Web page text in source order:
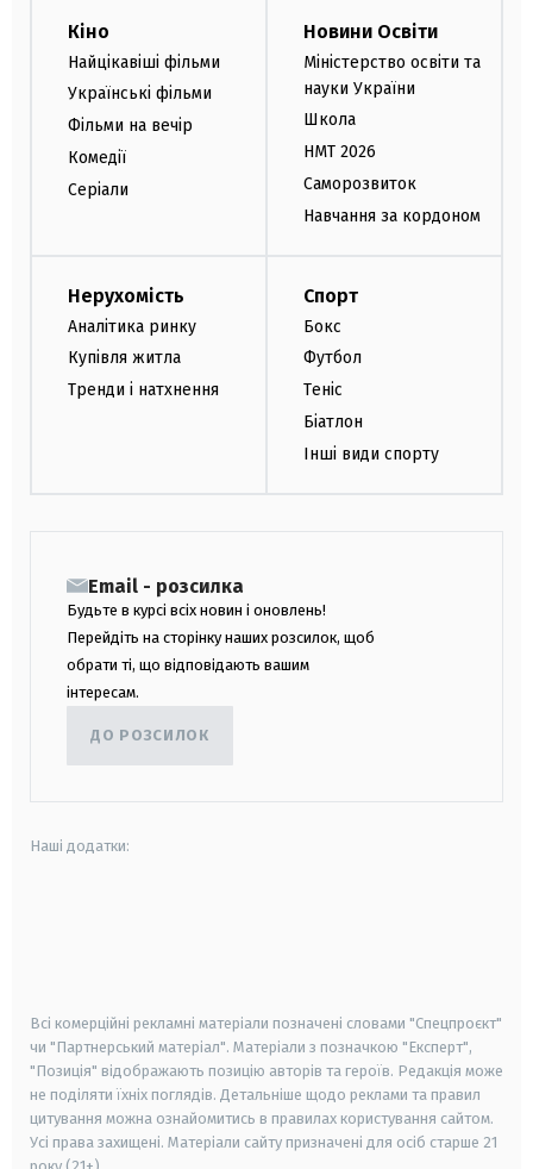
Кіно
Найцікавіші фільми
Українські фільми
Фільми на вечір
Комедії
Серіали
Новини Освіти
Міністерство освіти та
науки України
Школа
НМТ 2026
Саморозвиток
Навчання за кордоном
Нерухомість
Аналітика ринку
Купівля житла
Тренди і натхнення
Спорт
Бокс
Футбол
Теніс
Біатлон
Інші види спорту
Email - розсилка
Будьте в курсі всіх новин і оновлень!
Перейдіть на сторінку наших розсилок, щоб
обрати ті, що відповідають вашим
інтересам.
ДО РОЗСИЛОК
Наші додатки:
Всі комерційні рекламні матеріали позначені словами "Спецпроєкт"
чи "Партнерський матеріал". Матеріали з позначкою "Експерт",
"Позиція" відображають позицію авторів та героїв. Редакція може
не поділяти їхніх поглядів. Детальніше щодо реклами та правил
цитування можна ознайомитись в правилах користування сайтом.
Усі права захищені. Матеріали сайту призначені для осіб старше 21
року (21+)